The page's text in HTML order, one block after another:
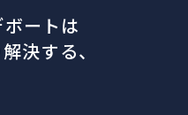
ートは
決する、